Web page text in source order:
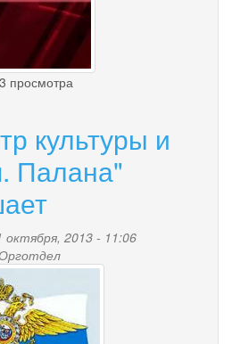
просмотра
культуры и
Палана"
октября, 2013 - 11:06